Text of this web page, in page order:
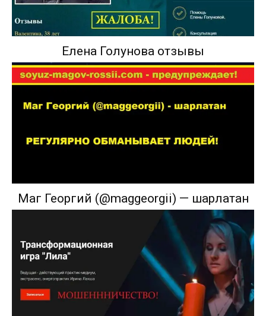
Елена Голунова отзывы
Маг Георгий (@maggeorgii) — шарлатан